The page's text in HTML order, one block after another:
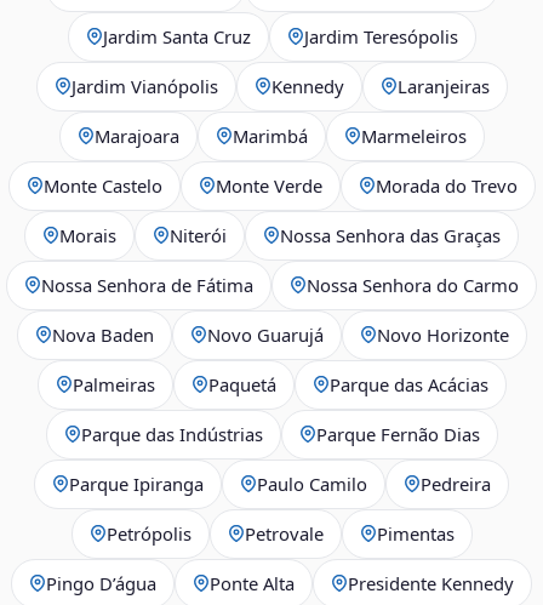
Jardim Santa Cruz Jardim Teresópolis
Jardim Vianópolis Kennedy Laranjeiras
Marajoara Marimbá Marmeleiros
Monte Castelo Monte Verde Morada do Trevo
Morais Niterói Nossa Senhora das Graças
Nossa Senhora de Fátima Nossa Senhora do Carmo
Nova Baden Novo Guarujá Novo Horizonte
Palmeiras Paquetá Parque das Acácias
Parque das Indústrias Parque Fernão Dias
Parque Ipiranga Paulo Camilo Pedreira
Petrópolis Petrovale Pimentas
Pingo D’água Ponte Alta Presidente Kennedy